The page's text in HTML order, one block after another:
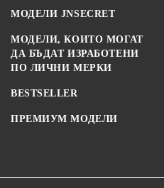
МОДЕЛИ JNSECRET
МОДЕЛИ, КОИТО МОГАТ
ДА БЪДАТ ИЗРАБОТЕНИ
ПО ЛИЧНИ МЕРКИ
BESTSELLER
ПРЕМИУМ МОДЕЛИ